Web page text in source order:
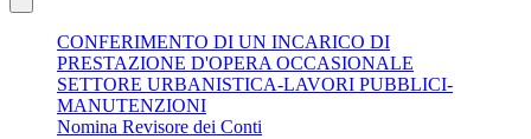
CONFERIMENTO DI UN INCARICO DI
PRESTAZIONE D'OPERA OCCASIONALE
SETTORE URBANISTICA-LAVORI PUBBLICI-
MANUTENZIONI
Nomina Revisore dei Conti